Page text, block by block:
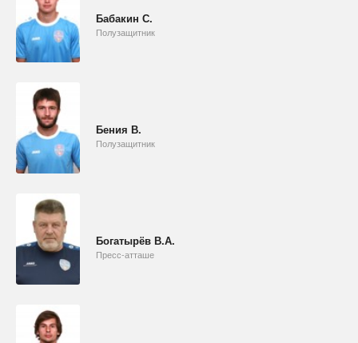
Бабакин С.
Полузащитник
Бения В.
Полузащитник
Богатырёв В.А.
Пресс-атташе